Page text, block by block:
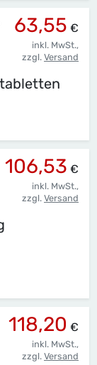
63,55 €
inkl. MwSt.,
zzgl. Versand
106,53 €
inkl. MwSt.,
zzgl. Versand
118,20 €
inkl. MwSt.,
zzgl. Versand